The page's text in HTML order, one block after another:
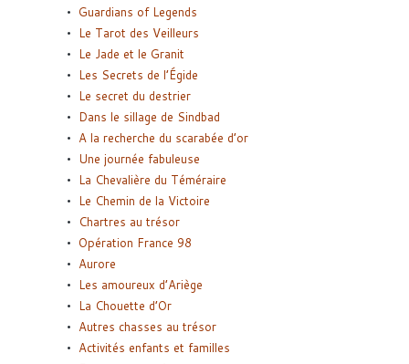
Guardians of Legends
Le Tarot des Veilleurs
Le Jade et le Granit
Les Secrets de l’Égide
Le secret du destrier
Dans le sillage de Sindbad
A la recherche du scarabée d’or
Une journée fabuleuse
La Chevalière du Téméraire
Le Chemin de la Victoire
Chartres au trésor
Opération France 98
Aurore
Les amoureux d’Ariège
La Chouette d’Or
Autres chasses au trésor
Activités enfants et familles